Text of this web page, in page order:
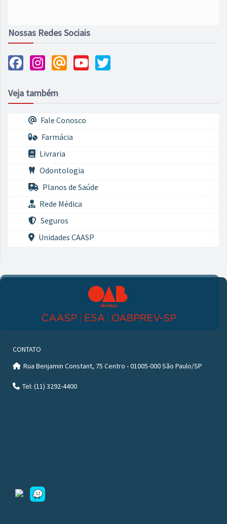
Nossas Redes Sociais
Veja também
Fale Conosco
Farmácia
Livraria
Odontologia
Planos de Saúde
Rede Médica
Seguros
Unidades CAASP
CONTATO
Rua Benjamin Constant, 75 Centro - 01005-000 São Paulo/SP
Tel: (11) 3292-4400